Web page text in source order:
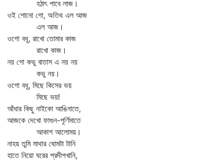
হঠাৎ পাবে লাজ।
ওই শোনো গো, অতিথ এল আজ
এল আজ।
ওগো বধূ, রাখো তোমার কাজ
রাখো কাজ।
নয় গো কভু বাতাস এ নয় নয়
কভু নয়।
ওগো বধূ, মিছে কিসের ভয়
মিছে ভয়!
আঁধার কিছু নাইকো আঙিনাতে,
আজকে দেখো ফাগুন-পূর্ণিমাতে
আকাশ আলোময়।
নাহয় তুমি মাথার ঘোমটা টানি
হাতে নিয়ো ঘরের প্রদীপখানি,